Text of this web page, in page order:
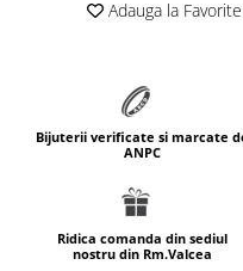
SETURI ARGINT
marime reglabila
marimea 51
marimea 52
Adauga la Favorite
Bijuterii verificate si marcate
ANPC
Ridica comanda din sediul
nostru din Rm.Valcea